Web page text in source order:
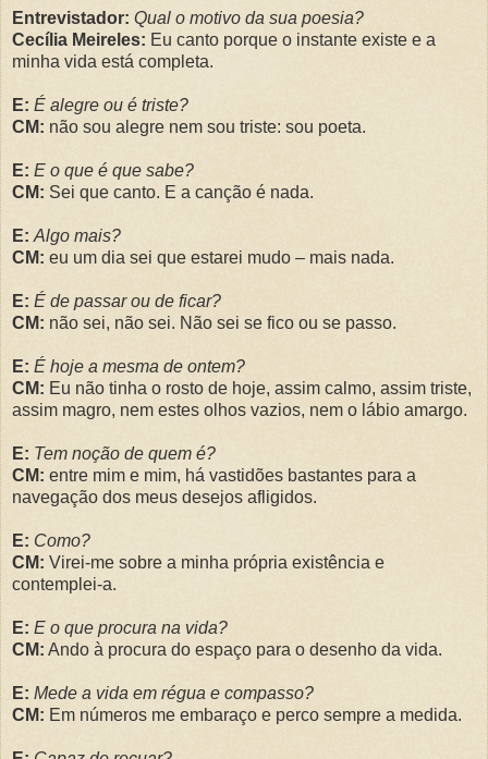
Entrevistador: Qual o motivo da sua poesia?
Cecília Meireles: Eu canto porque o instante existe e a
minha vida está completa.
E: É alegre ou é triste?
CM: não sou alegre nem sou triste: sou poeta.
E: E o que é que sabe?
CM: Sei que canto. E a canção é nada.
E: Algo mais?
CM: eu um dia sei que estarei mudo – mais nada.
E: É de passar ou de ficar?
CM: não sei, não sei. Não sei se fico ou se passo.
E: É hoje a mesma de ontem?
CM: Eu não tinha o rosto de hoje, assim calmo, assim triste,
assim magro, nem estes olhos vazios, nem o lábio amargo.
E: Tem noção de quem é?
CM: entre mim e mim, há vastidões bastantes para a
navegação dos meus desejos afligidos.
E: Como?
CM: Virei-me sobre a minha própria existência e
contemplei-a.
E: E o que procura na vida?
CM: Ando à procura do espaço para o desenho da vida.
E: Mede a vida em régua e compasso?
CM: Em números me embaraço e perco sempre a medida.